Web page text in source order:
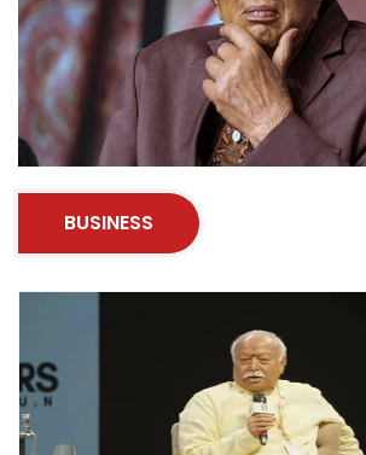
BUSINESS